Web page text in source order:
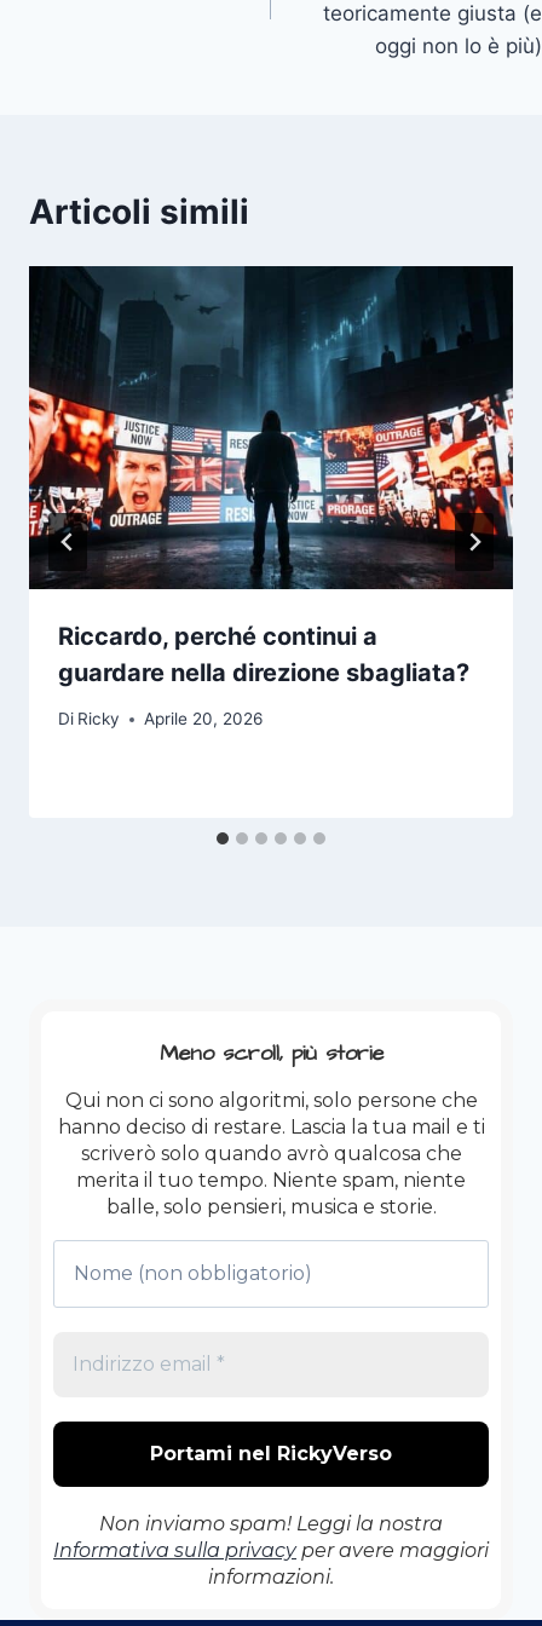
teoricamente giusta (e
oggi non lo è più)
Articoli simili
Riccardo, perché continui a
guardare nella direzione sbagliata?
Di Ricky Aprile 20, 2026
Meno scroll, più storie
Qui non ci sono algoritmi, solo persone che
hanno deciso di restare. Lascia la tua mail e ti
scriverò solo quando avrò qualcosa che
merita il tuo tempo. Niente spam, niente
balle, solo pensieri, musica e storie.
Non inviamo spam! Leggi la nostra
Informativa sulla privacyper avere maggiori
informazioni.